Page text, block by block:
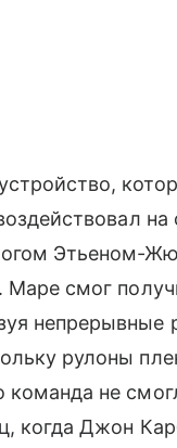
Этьеном-
Маре смог
непрерывные
рулоны
не
когда Джон